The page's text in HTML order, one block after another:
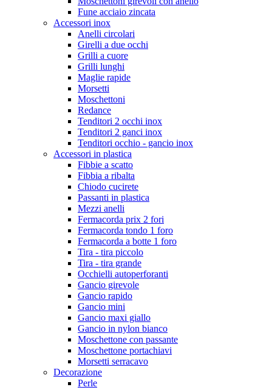
Fune acciaio zincata
Accessori inox
Anelli circolari
Girelli a due occhi
Grilli a cuore
Grilli lunghi
Maglie rapide
Morsetti
Moschettoni
Redance
Tenditori 2 occhi inox
Tenditori 2 ganci inox
Tenditori occhio - gancio inox
Accessori in plastica
Fibbie a scatto
Fibbia a ribalta
Chiodo cucirete
Passanti in plastica
Mezzi anelli
Fermacorda prix 2 fori
Fermacorda tondo 1 foro
Fermacorda a botte 1 foro
Tira - tira piccolo
Tira - tira grande
Occhielli autoperforanti
Gancio girevole
Gancio rapido
Gancio mini
Gancio maxi giallo
Gancio in nylon bianco
Moschettone con passante
Moschettone portachiavi
Morsetti serracavo
Decorazione
Perle